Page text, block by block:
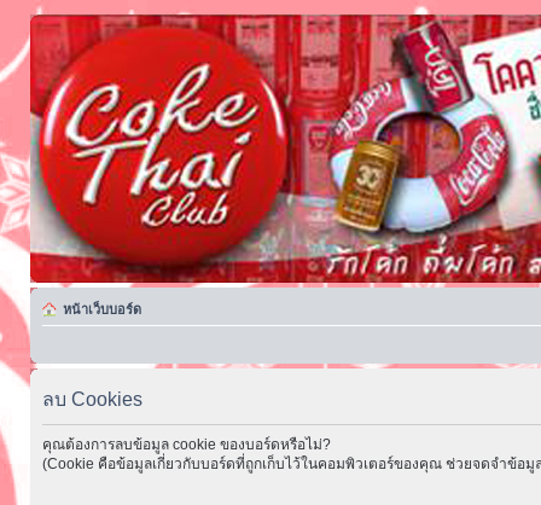
หน้าเว็บบอร์ด
ลบ Cookies
คุณต้องการลบข้อมูล cookie ของบอร์ดหรือไม่?
(Cookie คือข้อมูลเกี่ยวกับบอร์ดที่ถูกเก็บไว้ในคอมพิวเตอร์ของคุณ ช่วยจดจำข้อมู